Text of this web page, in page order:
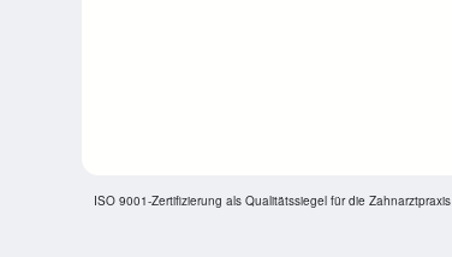
ISO 9001-Zertifizierung als Qualitätssiegel für die Zahnarztpraxis